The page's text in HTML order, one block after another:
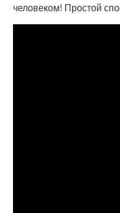
человеком! Простой